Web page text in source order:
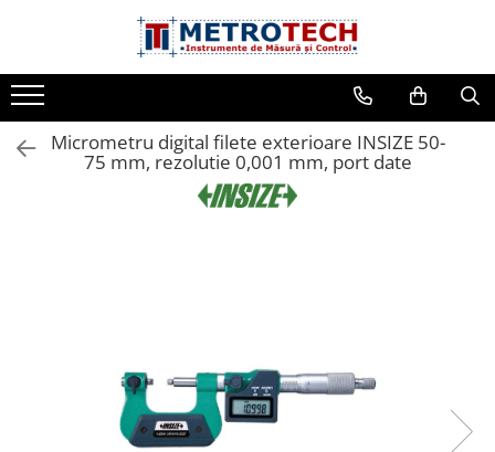
Toate Produsele
Sublere
Sublere digitale
Sublere digitale de inaltime
Sublere mecanice de inaltime
Micrometru digital filete exterioare INSIZE 50-
75 mm, rezolutie 0,001 mm, port date